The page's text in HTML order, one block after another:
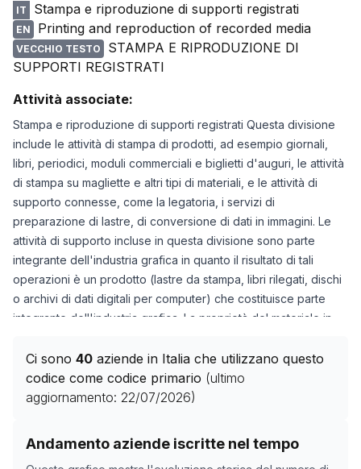
IT Stampa e riproduzione di supporti registrati
EN Printing and reproduction of recorded media
VECCHIO TESTO
STAMPA E RIPRODUZIONE DI
SUPPORTI REGISTRATI
Attività associate:
Stampa e riproduzione di supporti registrati Questa divisione
include le attività di stampa di prodotti, ad esempio giornali,
libri, periodici, moduli commerciali e biglietti d'auguri, le attività
di stampa su magliette e altri tipi di materiali, e le attività di
supporto connesse, come la legatoria, i servizi di
preparazione di lastre, di conversione di dati in immagini. Le
attività di supporto incluse in questa divisione sono parte
integrante dell'industria grafica in quanto il risultato di tali
operazioni è un prodotto (lastre da stampa, libri rilegati, dischi
o archivi di dati digitali per computer) che costituisce parte
integrante dell'industria grafica. La proprietà del materiale in
fini della classificazione delle attività di stampa e riproduzione
di supporti registrati. La divisione18 copre esplicitamente le
attività di lavorazione. I processi utilizzati nella stampa
supporto di carta, plastica, metallo, articoli tessili, legno. Il
Ci sono 40 aziende in Italia che utilizzano questo
codice come codice primario (ultimo
aggiornamento: 22/07/2026)
Andamento aziende iscritte nel tempo
Storico numero di aziende con codice ATECO
Data rilevazione
Numero